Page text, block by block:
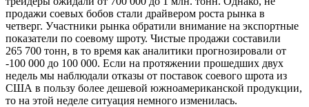
продажи соевых бобов стали драйвером роста рынка в
четверг. Участники рынка обратили внимание на экспортные
показатели по соевому шроту. Чистые продажи составили
265 700 тонн, в то время как аналитики прогнозировали от
-100 000 до 100 000. Если на протяжении прошедших двух
недель мы наблюдали отказы от поставок соевого шрота из
США в пользу более дешевой южноамериканской продукции,
то на этой неделе ситуация немного изменилась.